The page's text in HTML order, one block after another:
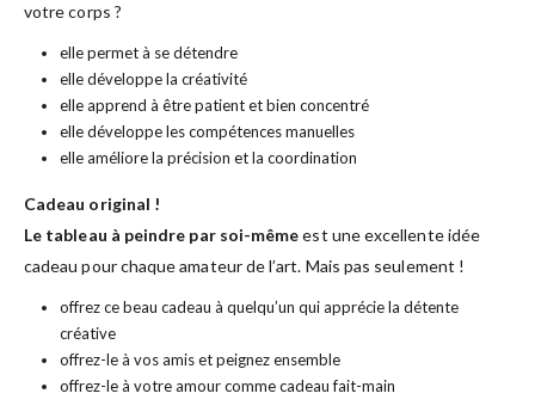
votre corps ?
elle permet à se détendre
elle développe la créativité
elle apprend à être patient et bien concentré
elle développe les compétences manuelles
elle améliore la précision et la coordination
Cadeau original !
Le tableau à peindre par soi-mêmeest une excellente idée
cadeau pour chaque amateur de l’art. Mais pas seulement !
offrez ce beau cadeau à quelqu’un qui apprécie la détente
créative
offrez-le à vos amis et peignez ensemble
offrez-le à votre amour comme cadeau fait-main